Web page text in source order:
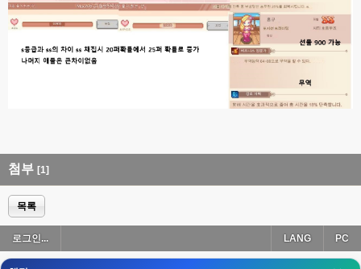
첨부 [1]
목록
로그인... PC
LANG
고게임77
ㅋㅋㅋㅋㅋㅋㅋㅋ
esils 00:19
이게 db 접속자수로 잡는형태로 해서 그런가 ;;
00:19
아 이제 2로 돌아왔군요
esils 00:19
다 펼쳐두면 너무길어서 ..
esils 00:19
모바일로 보는데도 좀 불편하더라구요